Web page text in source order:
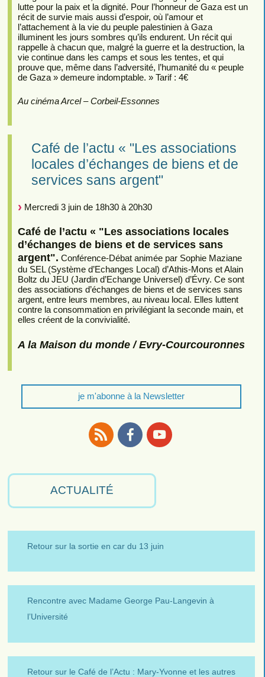
lutte pour la paix et la dignité. Pour l’honneur de Gaza est un
récit de survie mais aussi d’espoir, où l’amour et
l’attachement à la vie du peuple palestinien à Gaza
illuminent les jours sombres qu’ils endurent. Un récit qui
rappelle à chacun que, malgré la guerre et la destruction, la
vie continue dans les camps et sous les tentes, et qui
prouve que, même dans l’adversité, l’humanité du « peuple
de Gaza » demeure indomptable. » Tarif : 4€
Au cinéma Arcel – Corbeil-Essonnes
Café de l’actu « "Les associations
locales d’échanges de biens et de
services sans argent"
Mercredi 3 juin de 18h30 à 20h30
Café de l’actu « "Les associations locales
d’échanges de biens et de services sans
argent". Conférence-Débat animée par Sophie Maziane
du SEL (Système d’Echanges Local) d’Athis-Mons et Alain
Boltz du JEU (Jardin d’Echange Universel) d’Évry. Ce sont
des associations d’échanges de biens et de services sans
argent, entre leurs membres, au niveau local. Elles luttent
contre la consommation en privilégiant la seconde main, et
elles créent de la convivialité.
A la Maison du monde / Evry-Courcouronnes
je m'abonne à la Newsletter
ACTUALITÉ
Retour sur la sortie en car du 13 juin
Rencontre avec Madame George Pau-Langevin à
l’Université
Retour sur le Café de l’Actu : Mary-Yvonne et les autres